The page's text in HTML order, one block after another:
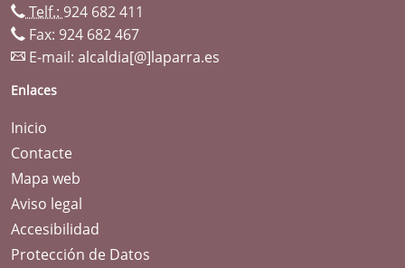
Telf.: 924 682 411
Fax: 924 682 467
E-mail: alcaldia[@]laparra.es
Enlaces
Inicio
Contacte
Mapa web
Aviso legal
Accesibilidad
Protección de Datos